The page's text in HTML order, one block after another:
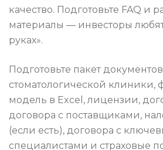
качество. Подготовьте FAQ и
материалы — инвесторы
руках».
Подготовьте пакет
стоматологической клиники,
модель в Excel, лицензии,
договора с поставщиками,
(если есть), договора с
специалистами и страховые